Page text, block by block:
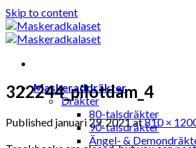
Skip to content
Maskeraddräkter
Dräkter
80-talsdräkter
90-talsdräkter
Ängel- &
322244_pilotdam_4
Published januari 29, 2021at810 ×